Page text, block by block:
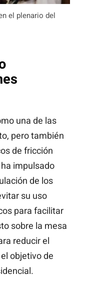
el plenario del
una de las
pero también
de fricción
impulsado
de los
su uso
para facilitar
sobre la mesa
reducir el
objetivo de